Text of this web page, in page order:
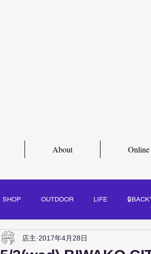
About
SHOP OUTDOOR LIFE
店主 2017年4月28日